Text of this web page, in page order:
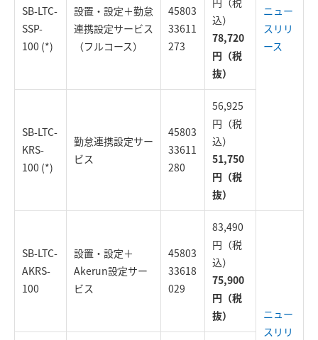
ニュー
スリリ
ース
SB-LTC-
SSP-
100 (*)
設置・設定＋勤怠
連携設定サービス
（フルコース）
45803
33611
273
込）
78,720
円（税
抜）
SB-LTC-
KRS-
100 (*)
勤怠連携設定サー
ビス
45803
33611
280
56,925
円（税
込）
51,750
円（税
抜）
SB-LTC-
AKRS-
100
設置・設定＋
Akerun設定サー
ビス
45803
33618
029
83,490
円（税
込）
75,900
円（税
抜）
ニュー
スリリ